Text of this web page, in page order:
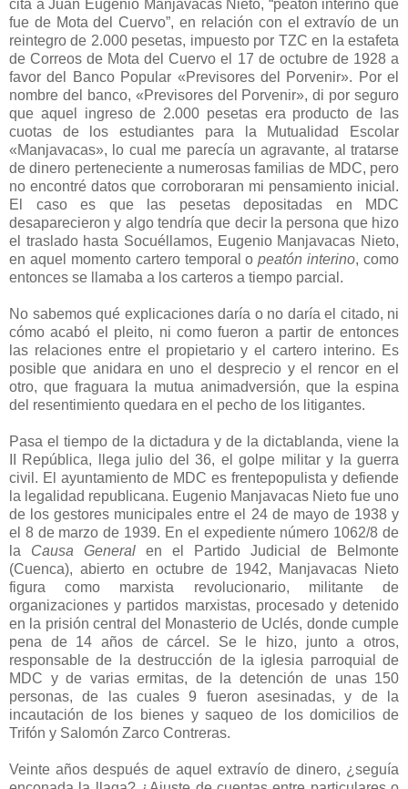
cita a Juan Eugenio Manjavacas Nieto, “peatón interino que
fue de Mota del Cuervo”, en relación con el extravío de un
reintegro de 2.000 pesetas, impuesto por TZC en la estafeta
de Correos de Mota del Cuervo el 17 de octubre de 1928 a
favor del Banco Popular «Previsores del Porvenir». Por el
nombre del banco, «Previsores del Porvenir», di por seguro
que aquel ingreso de 2.000 pesetas era producto de las
cuotas de los estudiantes para la Mutualidad Escolar
«Manjavacas», lo cual me parecía un agravante, al tratarse
de dinero perteneciente a numerosas familias de MDC, pero
no encontré datos que corroboraran mi pensamiento inicial.
El caso es que las pesetas depositadas en MDC
desaparecieron y algo tendría que decir la persona que hizo
el traslado hasta Socuéllamos, Eugenio Manjavacas Nieto,
en aquel momento cartero temporal opeatón interino, como
entonces se llamaba a los carteros a tiempo parcial.
No sabemos qué explicaciones daría o no daría el citado, ni
cómo acabó el pleito, ni como fueron a partir de entonces
las relaciones entre el propietario y el cartero interino. Es
posible que anidara en uno el desprecio y el rencor en el
otro, que fraguara la mutua animadversión, que la espina
del resentimiento quedara en el pecho de los litigantes.
Pasa el tiempo de la dictadura y de la dictablanda, viene la
II República, llega julio del 36, el golpe militar y la guerra
civil. El ayuntamiento de MDC es frentepopulista y defiende
la legalidad republicana. Eugenio Manjavacas Nieto fue uno
de los gestores municipales entre el 24 de mayo de 1938 y
el 8 de marzo de 1939. En el expediente número 1062/8 de
la Causa General en el Partido Judicial de Belmonte
(Cuenca), abierto en octubre de 1942, Manjavacas Nieto
figura como marxista revolucionario, militante de
organizaciones y partidos marxistas, procesado y detenido
en la prisión central del Monasterio de Uclés, donde cumple
pena de 14 años de cárcel. Se le hizo, junto a otros,
responsable de la destrucción de la iglesia parroquial de
MDC y de varias ermitas, de la detención de unas 150
personas, de las cuales 9 fueron asesinadas, y de la
incautación de los bienes y saqueo de los domicilios de
Trifón y Salomón Zarco Contreras.
Veinte años después de aquel extravío de dinero, ¿seguía